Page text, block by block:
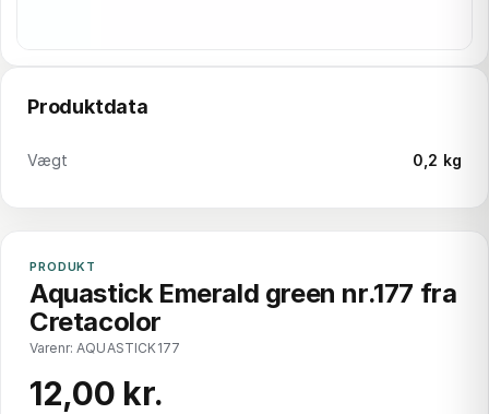
Produktdata
Vægt 0,2 kg
PRODUKT
Aquastick Emerald green nr.177 fra
Cretacolor
Varenr: AQUASTICK177
12,00 kr.